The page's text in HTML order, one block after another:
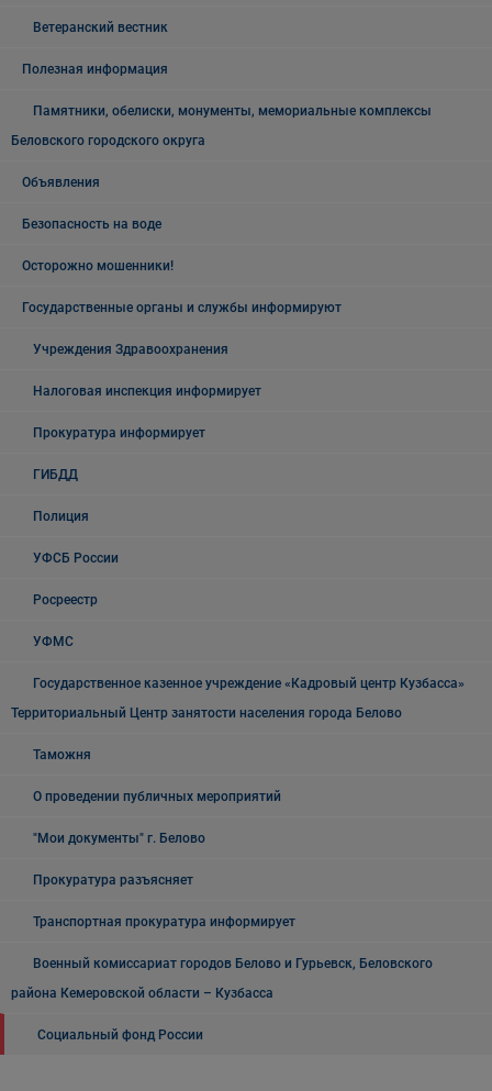
Ветеранский вестник
Полезная информация
Памятники, обелиски, монументы, мемориальные комплексы
Беловского городского округа
Объявления
Безопасность на воде
Осторожно мошенники!
Государственные органы и службы информируют
Учреждения Здравоохранения
Налоговая инспекция информирует
Прокуратура информирует
ГИБДД
Полиция
УФСБ России
Росреестр
УФМС
Государственное казенное учреждение «Кадровый центр Кузбасса»
Территориальный Центр занятости населения города Белово
Таможня
О проведении публичных мероприятий
"Мои документы" г. Белово
Прокуратура разъясняет
Транспортная прокуратура информирует
Военный комиссариат городов Белово и Гурьевск, Беловского
района Кемеровской области – Кузбасса
Социальный фонд России